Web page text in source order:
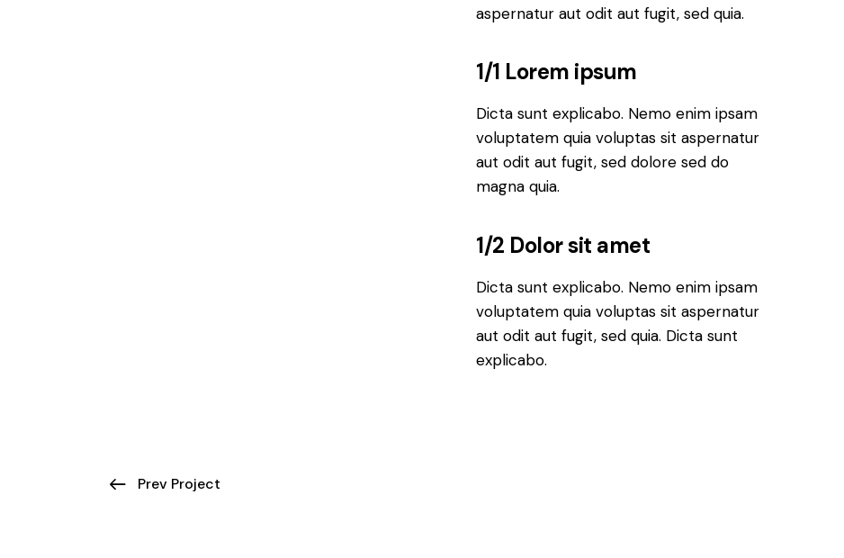
aspernatur aut odit aut fugit, sed quia.
1/1 Lorem ipsum
Dicta sunt explicabo. Nemo enim ipsam
voluptatem quia voluptas sit aspernatur
aut odit aut fugit, sed dolore sed do
magna quia.
1/2 Dolor sit amet
Dicta sunt explicabo. Nemo enim ipsam
voluptatem quia voluptas sit aspernatur
aut odit aut fugit, sed quia. Dicta sunt
explicabo.
Prev Project